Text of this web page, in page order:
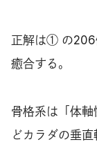
正解は① の206
癒合する。
骨格系は「体
どカラダの垂